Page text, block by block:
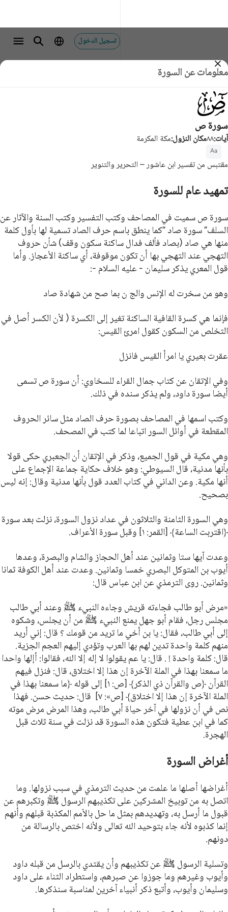
تسجيل الدخول
معلومات عن السورة
038
سورة ص
آيات:٨٨مكان النزول:مكة المكرمة
Aa
مقتبس من تفسير ابن عاشور – التحرير والتنوير
تمهيد عام للسورة
سورة ص سميت في المصاحف وكتب التفسير وكتب السنة والآثار عن
السلف“ سورة صاد ”كما ينطق باسم حرف الصاد تسمية لها بأول كلمة
منها هي صاد (بصاد فألف فدال ساكنة سكون وقف) شأن حروف
التهجي عند التهجي بها أن تكون موقوفة، أي ساكنة الأعجاز. وأما
قول المعري يذكر سليمان - عليه السلام -:
وهو من سخرت له الإنس والج ن بما صح من شهادة صاد
فإنما هي كسرة القافية الساكنة تغير إلى الكسرة ( لأن الكسر أصل في
التخلص من السكون كقول امرئ القيس:
عقرت بعيري يا امرأ القيس فانزل
وفي الإتقان عن كتاب جمال القراء للسخاوي: أن سورة ص تسمى
أيضا سورة داود، ولم يذكر سنده في ذلك.
وكتب اسمها في المصاحف بصورة حرف الصاد مثل سائر الحروف
المقطعة في أوائل السور اتباعا لما كتب في المصحف.
وهي مكية في قول الجميع، وذكر في الإتقان أن الجعبري حكى قولا
بأنها مدنية، قال السيوطي: وهو خلاف حكاية جماعة الإجماع على
أنها مكية. وعن الداني في كتاب العدد قول بأنها مدنية وقال: إنه ليس
بصحيح.
وهي السورة الثامنة والثلاثون في عداد نزول السورة، نزلت بعد سورة
﴿اقتربت الساعة﴾[القمر: ١] وقبل سورة الأعراف.
وعدت آيها ستا وثمانين عند أهل الحجاز والشام والبصرة، وعدها
أيوب بن المتوكل البصري خمسا وثمانين. وعدت عند أهل الكوفة ثمانا
وثمانين. روى الترمذي عن ابن عباس قال:
«مرض أبو طالب فجاءته قريش وجاءه النبيء ﷺ وعند أبي طالب
مجلس رجل، فقام أبو جهل يمنع النبيء ﷺ من أن يجلس، وشكوه
إلى أبي طالب، فقال: يا بن أخي ما تريد من قومك ؟ قال: إني أريد
منهم كلمة واحدة تدين لهم بها العرب وتؤدي إليهم العجم الجزية.
قال: كلمة واحدة ! . قال: يا عم يقولوا لا إله إلا الله، فقالوا: أإلها واحدا
ما سمعنا بهذا في الملة الآخرة إن هذا إلا اختلاق، قال: فنزل فيهم
القرآن ﴿ص والقرآن ذي الذكر﴾[ص: ١] إلى قوله ﴿ما سمعنا بهذا في
الملة الآخرة إن هذا إلا اختلاق﴾ [ص»: ٧] قال: حديث حسن. فهذا
نص في أن نزولها في آخر حياة أبي طالب، وهذا المرض مرض موته
كما في ابن عطية فتكون هذه السورة قد نزلت في سنة ثلاث قبل
الهجرة.
أغراض السورة
أغراضها أصلها ما علمت من حديث الترمذي في سبب نزولها. وما
اتصل به من توبيخ المشركين على تكذيبهم الرسول ﷺ وتكبرهم عن
قبول ما أرسل به، وتهديدهم بمثل ما حل بالأمم المكذبة قبلهم وأنهم
إنما كذبوه لأنه جاء بتوحيد الله تعالى ولأنه اختص بالرسالة من
دونهم.
وتسلية الرسول ﷺ عن تكذيبهم وأن يقتدي بالرسل من قبله داود
وأيوب وغيرهم وما جوزوا عن صبرهم، واستطراد الثناء على داود
وسليمان وأيوب، وأتبع ذكر أنبياء آخرين لمناسبة سنذكرها.